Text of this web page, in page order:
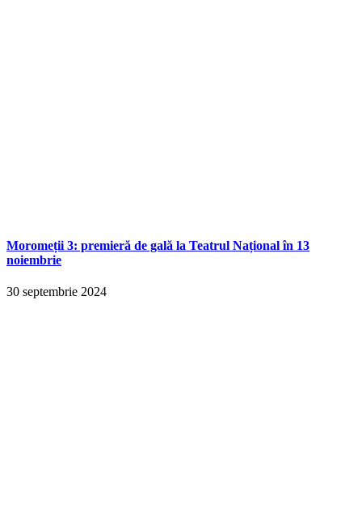
Moromeții 3: premieră de gală la Teatrul Național în 13
noiembrie
30 septembrie 2024